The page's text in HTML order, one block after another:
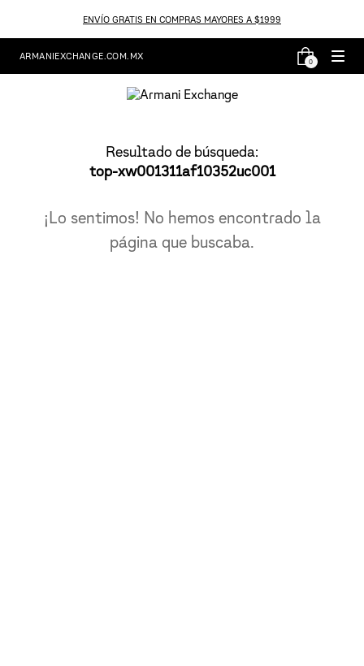
ENVÍO GRATIS EN COMPRAS MAYORES A $1999
ARMANIEXCHANGE.COM.MX 0
Resultado de búsqueda:
top-xw001311af10352uc001
¡Lo sentimos! No hemos encontrado la
página que buscaba.